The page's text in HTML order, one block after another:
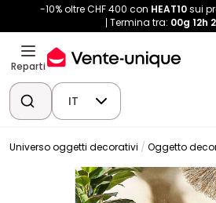
-10% oltre CHF 400 con HEAT10sui
Termina tra: 00g 12h
Reparti
IT
Universo oggetti decorativi Oggetto